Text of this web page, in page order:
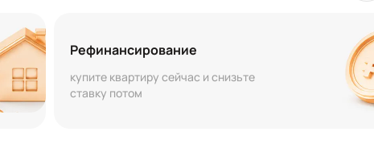
Рефинансирование
купите квартиру сейчас и снизьте
ставку потом